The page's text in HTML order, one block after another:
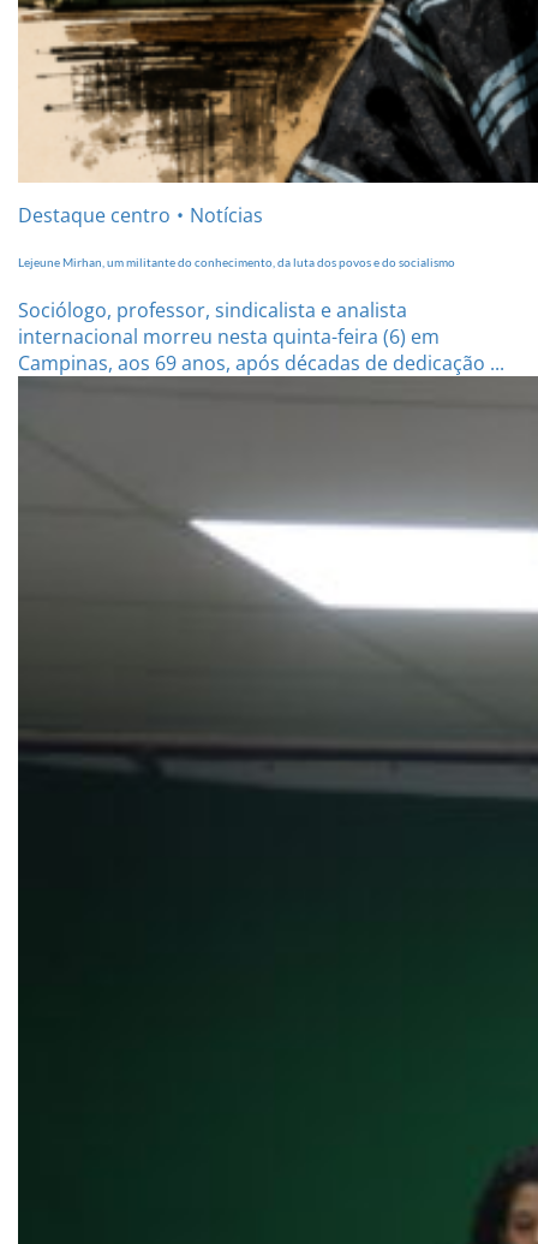
Destaque centro Notícias
Lejeune Mirhan, um militante do conhecimento, da luta dos povos e do socialismo
Sociólogo, professor, sindicalista e analista
internacional morreu nesta quinta-feira (6) em
Campinas, aos 69 anos, após décadas de dedicação ...